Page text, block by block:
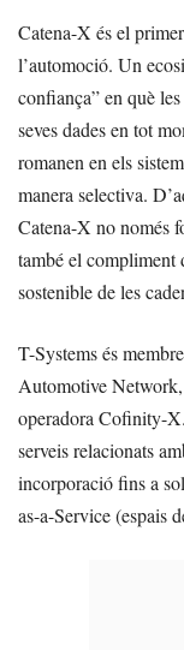
Catena-X és el
l’automoció. Un
confiança” en què
seves dades en tot
romanen en els
manera selectiva.
Catena-X no només
també el compliment
sostenible de les
T-Systems és
Automotive Network,
operadora Cofinity-
serveis relacionats
incorporació fins a
as-a-Service (espais